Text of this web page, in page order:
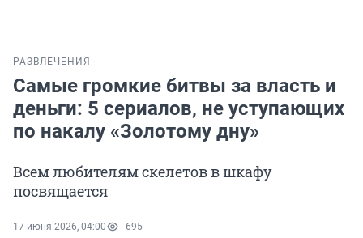
РАЗВЛЕЧЕНИЯ
Самые громкие битвы за власть и
деньги: 5 сериалов, не уступающих
по накалу «Золотому дну»
Всем любителям скелетов в шкафу
посвящается
17 июня 2026, 04:00 695